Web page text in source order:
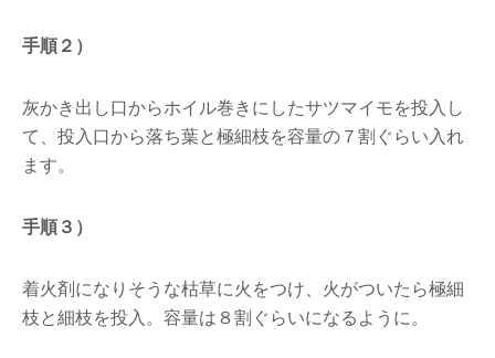
手順２）
灰かき出し口からホイル巻きにしたサツマイモを投入し
て、投入口から落ち葉と極細枝を容量の７割ぐらい入れ
ます。
手順３）
着火剤になりそうな枯草に火をつけ、火がついたら極細
枝と細枝を投入。容量は８割ぐらいになるように。